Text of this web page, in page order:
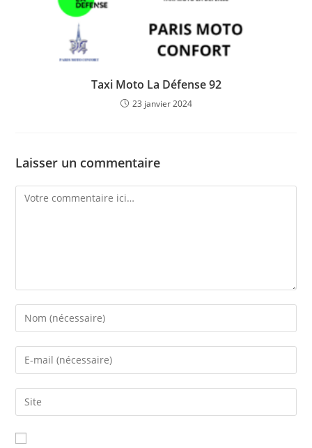
Taxi Moto La Défense 92
23 janvier 2024
Laisser un commentaire